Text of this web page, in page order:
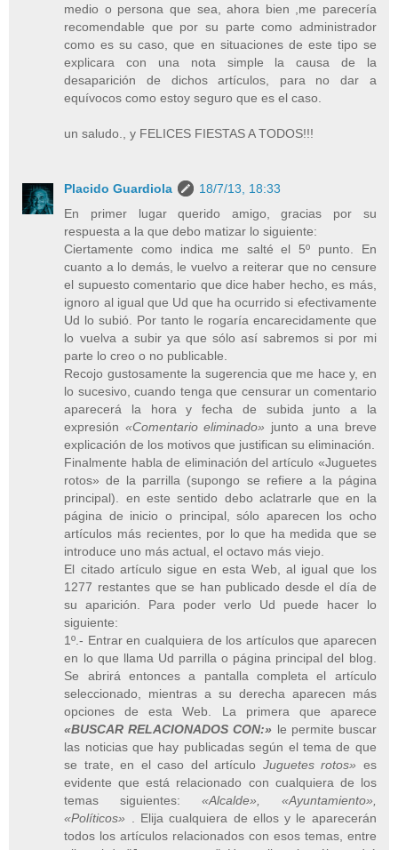
medio o persona que sea, ahora bien ,me parecería
recomendable que por su parte como administrador
como es su caso, que en situaciones de este tipo se
explicara con una nota simple la causa de la
desaparición de dichos artículos, para no dar a
equívocos como estoy seguro que es el caso.
un saludo., y FELICES FIESTAS A TODOS!!!
Placido Guardiola
18/7/13, 18:33
En primer lugar querido amigo, gracias por su
respuesta a la que debo matizar lo siguiente:
Ciertamente como indica me salté el 5º punto. En
cuanto a lo demás, le vuelvo a reiterar que no censure
el supuesto comentario que dice haber hecho, es más,
ignoro al igual que Ud que ha ocurrido si efectivamente
Ud lo subió. Por tanto le rogaría encarecidamente que
lo vuelva a subir ya que sólo así sabremos si por mi
parte lo creo o no publicable.
Recojo gustosamente la sugerencia que me hace y, en
lo sucesivo, cuando tenga que censurar un comentario
aparecerá la hora y fecha de subida junto a la
expresión «Comentario eliminado» junto a una breve
explicación de los motivos que justifican su eliminación.
Finalmente habla de eliminación del artículo «Juguetes
rotos» de la parrilla (supongo se refiere a la página
principal). en este sentido debo aclatrarle que en la
página de inicio o principal, sólo aparecen los ocho
artículos más recientes, por lo que ha medida que se
introduce uno más actual, el octavo más viejo.
El citado artículo sigue en esta Web, al igual que los
1277 restantes que se han publicado desde el día de
su aparición. Para poder verlo Ud puede hacer lo
siguiente:
1º.- Entrar en cualquiera de los artículos que aparecen
en lo que llama Ud parrilla o página principal del blog.
Se abrirá entonces a pantalla completa el artículo
seleccionado, mientras a su derecha aparecen más
opciones de esta Web. La primera que aparece
«BUSCAR RELACIONADOS CON:» le permite buscar
las noticias que hay publicadas según el tema de que
se trate, en el caso del artículo Juguetes rotos» es
evidente que está relacionado con cualquiera de los
temas siguientes: «Alcalde», «Ayuntamiento»,
«Políticos»
. Elija cualquiera de ellos y le aparecerán
todos los artículos relacionados con esos temas, entre